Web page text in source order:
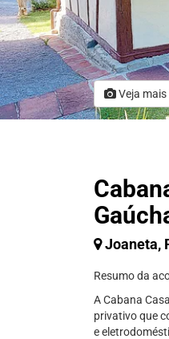
Veja
Joaneta,
Resumo da
A Cabana
privativo que
e